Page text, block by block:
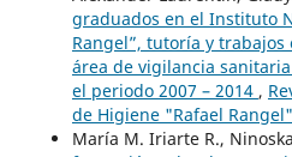
graduados en el Instituto
Rangel”, tutoría y
área de vigilancia
el periodo 2007 – 2014 ,
de Higiene "Rafael
María M. Iriarte R.,